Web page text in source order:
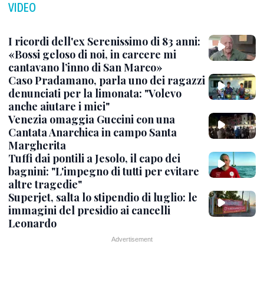
VIDEO
I ricordi dell'ex Serenissimo di 83 anni:
«Bossi geloso di noi, in carcere mi
cantavano l’inno di San Marco»
Caso Pradamano, parla uno dei ragazzi
denunciati per la limonata: "Volevo
anche aiutare i miei"
Venezia omaggia Guccini con una
Cantata Anarchica in campo Santa
Margherita
Tuffi dai pontili a Jesolo, il capo dei
bagnini: "L'impegno di tutti per evitare
altre tragedie"
Superjet, salta lo stipendio di luglio: le
immagini del presidio ai cancelli
Leonardo